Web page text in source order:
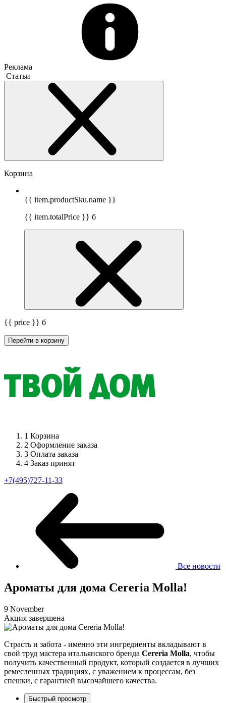
Реклама
Статьи
Корзина
{{ item.productSku.name }}
{{ item.totalPrice }} б
{{ price }} б
Перейти в корзину
1 Корзина
2 Оформление заказа
3 Оплата заказа
4 Заказ принят
+7(495)727-11-33
Все новости
Ароматы для дома Cereria Molla!
9 November
Акция завершена
Страсть и забота - именно эти ингредиенты вкладывают в
свой труд мастера итальянского бренда Cereria Molla, чтобы
получить качественный продукт, который создается в лучших
ремесленных традициях, с уважением к процессам, без
спешки, с гарантией высочайшего качества.
Быстрый просмотр